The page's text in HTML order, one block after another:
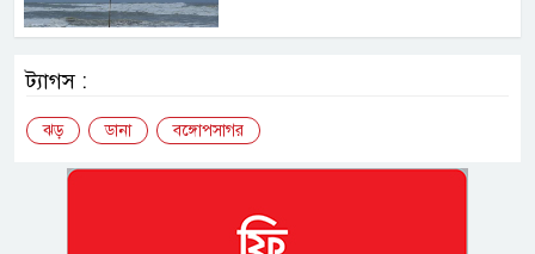
ট্যাগস :
ঝড় ডানা বঙ্গোপসাগর